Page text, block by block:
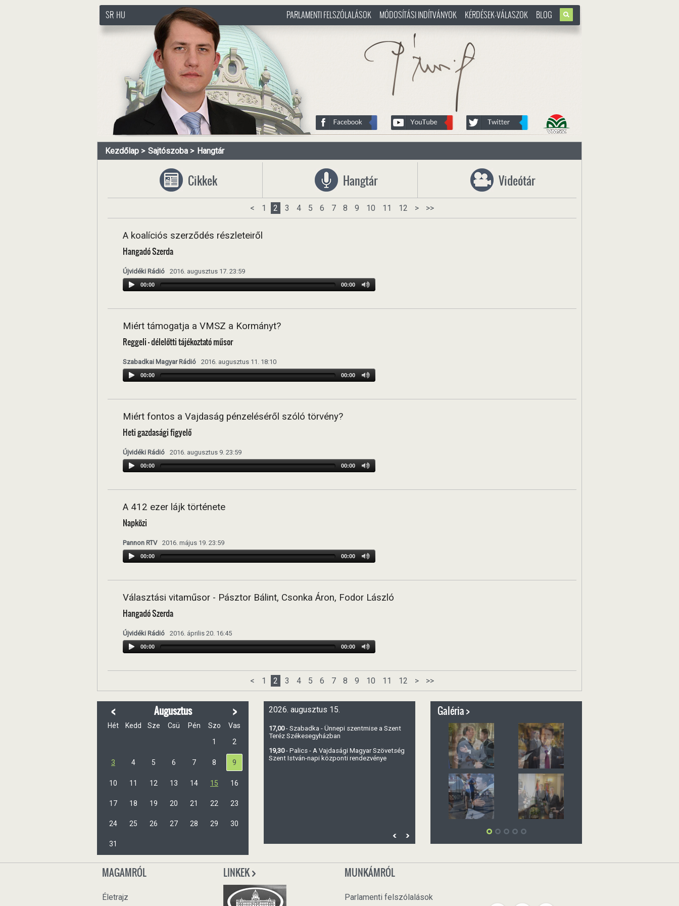
http://www.pasztorbalint.rs/hu
SR HU
http://www.pasztorbalint.rs/hu
PARLAMENTI FELSZÓLALÁSOK MÓDOSÍTÁSI INDÍTVÁNYOK KÉRDÉSEK-VÁLASZOK BLOG
Kezdőlap Sajtószoba Hangtár
Cikkek Hangtár Videótár
< 1 2 3 4 5 6 7 8 9 10 11 12 > >>
A koalíciós szerződés részleteiről
Hangadó Szerda
Újvidéki Rádió 2016. augusztus 17. 23:59
00:00 00:00
Miért támogatja a VMSZ a Kormányt?
Reggeli - délelőtti tájékoztató műsor
Szabadkai Magyar Rádió 2016. augusztus 11. 18:10
00:00 00:00
Miért fontos a Vajdaság pénzeléséről szóló törvény?
Heti gazdasági figyelő
Újvidéki Rádió 2016. augusztus 9. 23:59
00:00 00:00
A 412 ezer lájk története
Napközi
Pannon RTV 2016. május 19. 23:59
00:00 00:00
Választási vitaműsor - Pásztor Bálint, Csonka Áron, Fodor László
Hangadó Szerda
Újvidéki Rádió 2016. április 20. 16:45
00:00 00:00
< 1 2 3 4 5 6 7 8 9 10 11 12 > >>
< Augusztus >
Hét Kedd Sze Csü Pén Szo
Vas
1
2
3 4 5 6 7 8 9
10 11 12 13 14 15 16
17 18 19 20 21 22 23
24 25 26 27 28 29 30
31
2026. augusztus 15.
17,00- Szabadka - Ünnepi szentmise a Szent
Teréz Székesegyházban
19,30- Palics - A Vajdasági Magyar Szövetség
Szent István-napi központi rendezvénye
Galéria >
MAGAMRÓL
Életrajz
LINKEK MUNKÁMRÓL
Parlamenti felszólalások